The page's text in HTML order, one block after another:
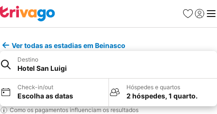
Favoritos
Iniciar
Ver todas as estadias em Beinasco
Destino
Hotel San Luigi
Check-in/out
Escolha as datas
Hóspedes e quartos
2 hóspedes, 1 quarto.
Como os pagamentos influenciam os resultados